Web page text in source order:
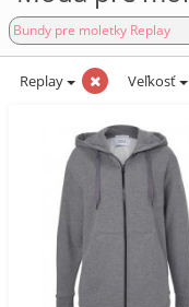
Bundy pre moletky Replay
Replay Veľkosť